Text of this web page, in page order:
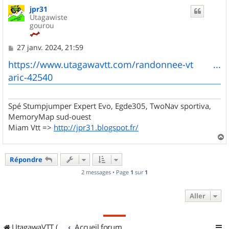
jpr31
Utagawiste
gourou
M
s
s
a
g
27 janv. 2024, 21:59
https://www.utagawavtt.com/randonnee-vt ...
aric-42540
Spé Stumpjumper Expert Evo, Egde305, TwoNav sportiva,
MemoryMap sud-ouest
Miam Vtt => http://jpr31.blogspot.fr/
a
Répondre
2 messages • Page 1 sur 1
Aller
UtagawaVTT (Randos VTT et VTTAE avec traces GPS) Accueil forum